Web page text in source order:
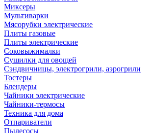
Миксеры
Мультиварки
Мясорубки электрические
Плиты газовые
Плиты электрические
Соковыжималки
Сушилки для овощей
Сэндвичницы, электрогрили, аэрогрили
Тостеры
Блендеры
Чайники электрические
Чайники-термосы
Техника для дома
Отпариватели
Пылесосы